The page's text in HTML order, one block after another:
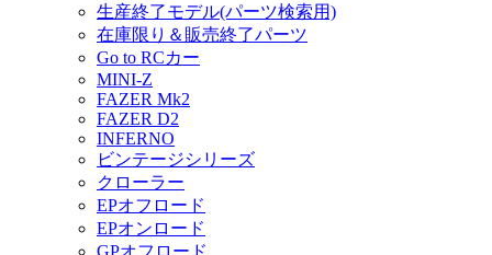
生産終了モデル(パーツ検索用)
在庫限り＆販売終了パーツ
Go to RCカー
MINI-Z
FAZER Mk2
FAZER D2
INFERNO
ビンテージシリーズ
クローラー
EPオフロード
EPオンロード